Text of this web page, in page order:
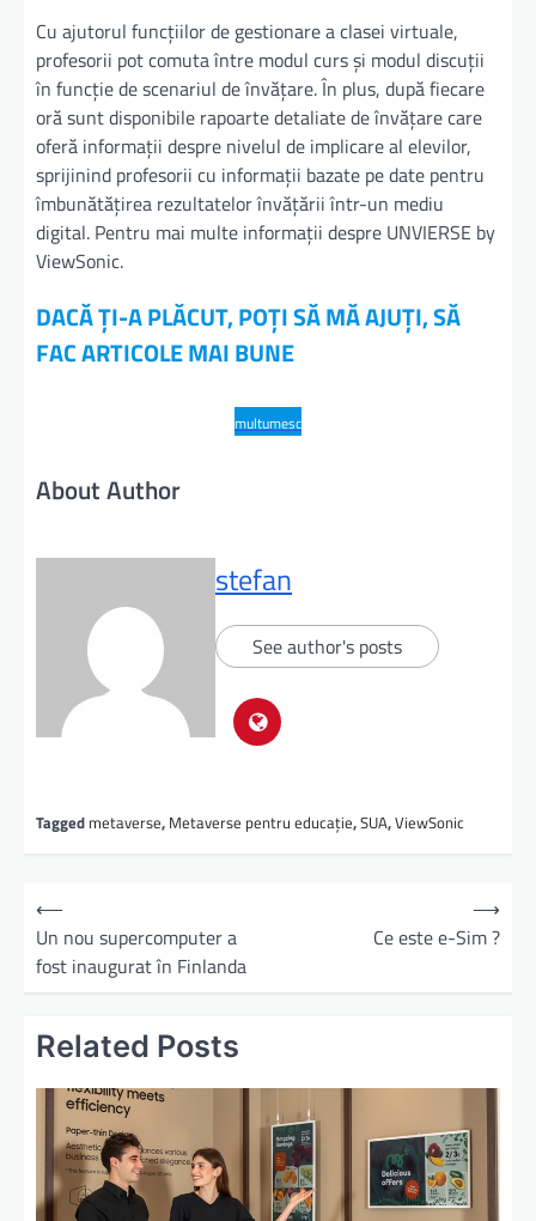
Cu ajutorul funcțiilor de gestionare a clasei virtuale,
profesorii pot comuta între modul curs și modul discuții
în funcție de scenariul de învățare. În plus, după fiecare
oră sunt disponibile rapoarte detaliate de învățare care
oferă informații despre nivelul de implicare al elevilor,
sprijinind profesorii cu informații bazate pe date pentru
îmbunătățirea rezultatelor învățării într-un mediu
digital. Pentru mai multe informații despre UNVIERSE by
ViewSonic.
DACĂ ȚI-A PLĂCUT, POȚI SĂ MĂ AJUȚI, SĂ
FAC ARTICOLE MAI BUNE
multumesc
About Author
stefan
See author's posts
Tagged metaverse, Metaverse pentru educație,SUA,ViewSonic
⟵
Un nou supercomputer a
fost inaugurat în Finlanda
Ce este e-Sim ?
⟶
Related Posts